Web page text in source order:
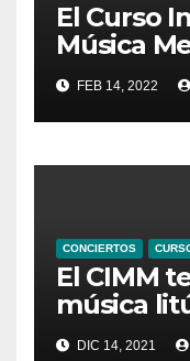
El Curso
Música
edición
FEB 14, 2022
CONCIERTOS
El CIMM
música
conDIC 14, 2021